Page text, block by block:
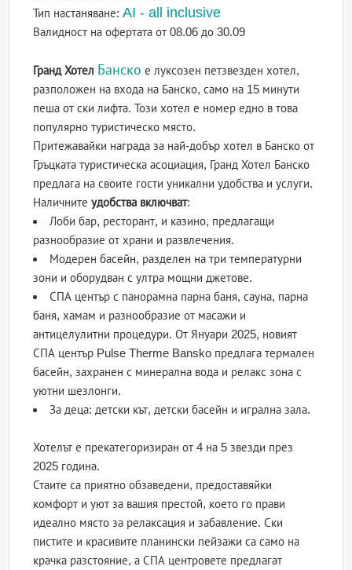
Тип настаняване:AI - all inclusive
Валидност на офертатаот 08.06 до 30.09
Гранд Хотел Банско е луксозен петзвезден хотел,
разположен на входа на Банско, само на 15 минути
пеша от ски лифта. Този хотел е номер едно в това
популярно туристическо място.
Притежавайки награда за най-добър хотел в Банско от
Гръцката туристическа асоциация, Гранд Хотел Банско
предлага на своите гости уникални удобства и услуги.
Наличнитеудобства включват:
Лоби бар, ресторант, и казино, предлагащи
разнообразие от храни и развлечения.
Модерен басейн, разделен на три температурни
зони и оборудван с ултра мощни джетове.
СПА център с панорамна парна баня, сауна, парна
баня, хамам и разнообразие от масажи и
антицелулитни процедури. От Януари 2025, новият
СПА център Pulse Therme Bansko предлага термален
басейн, захранен с минерална вода и релакс зона с
уютни шезлонги.
За деца: детски кът, детски басейн и игрална зала.
Хотелът е прекатегоризиран от 4 на 5 звезди през
2025 година.
Стаите са приятно обзаведени, предоставяйки
комфорт и уют за вашия престой, което го прави
идеално място за релаксация и забавление. Ски
пистите и красивите планински пейзажи са само на
крачка разстояние, а СПА центровете предлагат